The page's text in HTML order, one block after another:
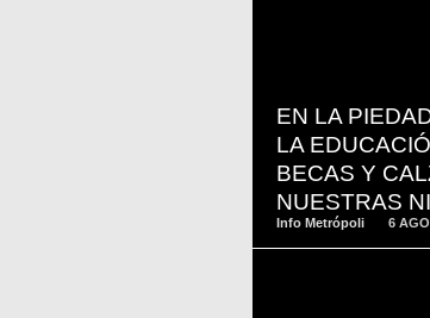
EN LA
LA
BECAS Y
NUESTRAS
Info Metrópoli 6